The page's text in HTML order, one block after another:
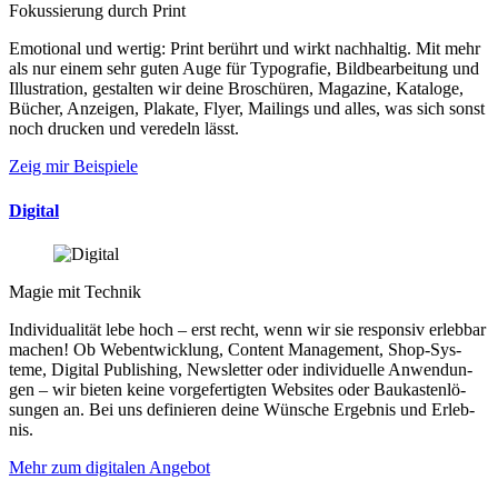
Fokus­sie­rung durch Print
Emo­tio­nal und wer­tig: Print be­rührt und wirkt nach­hal­tig. Mit mehr
als nur einem sehr guten Auge für Typo­gra­fie, Bild­be­ar­bei­tung und
Illu­stra­tion, ge­stal­ten wir deine Bro­schü­ren, Maga­zine, Kata­loge,
Bücher, An­zei­gen, Pla­kate, Flyer, Mai­lings und alles, was sich sonst
noch drucken und ver­edeln lässt.
Zeig mir Beispiele
Digital
Magie mit Technik
Indi­vi­du­ali­tät lebe hoch – erst recht, wenn wir sie re­spon­siv er­leb­bar
machen! Ob Web­ent­wick­lung, Con­tent Ma­nage­ment, Shop-Sys­
teme, Digi­tal Pub­li­shing, News­let­ter oder indi­vidu­elle An­wen­dun­
gen – wir bie­ten keine vor­ge­fer­tig­ten Web­sites oder Bau­kas­ten­lö­
sungen an. Bei uns defi­nie­ren deine Wün­sche Er­geb­nis und Er­leb­
nis.
Mehr zum digitalen Angebot